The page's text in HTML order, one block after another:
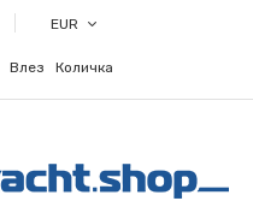
EUR
Влез Количка